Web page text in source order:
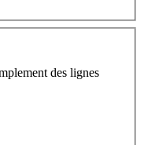
des lignes